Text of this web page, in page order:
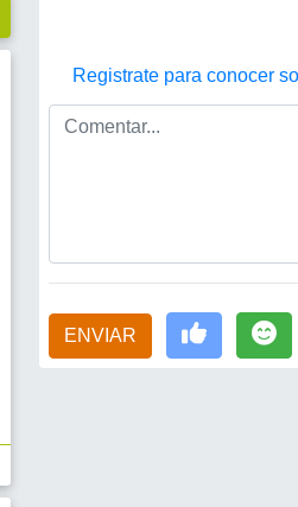
Registrate para conocer
ENVIAR